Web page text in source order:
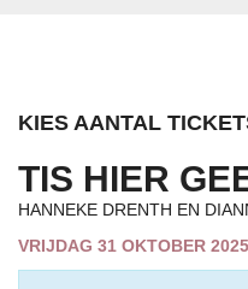
KIES AANTAL
TIS HIER
HANNEKE DRENTH EN
VRIJDAG 31 OKTOBER